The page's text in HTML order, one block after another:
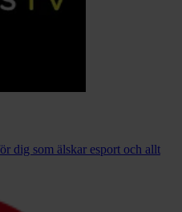
dig som älskar esport och allt